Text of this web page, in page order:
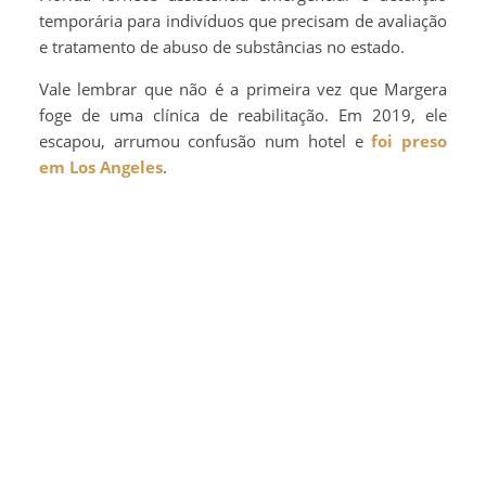
temporária para indivíduos que precisam de avaliação
e tratamento de abuso de substâncias no estado.
Vale lembrar que não é a primeira vez que Margera
foge de uma clínica de reabilitação. Em 2019, ele
escapou, arrumou confusão num hotel efoi preso
em Los Angeles.